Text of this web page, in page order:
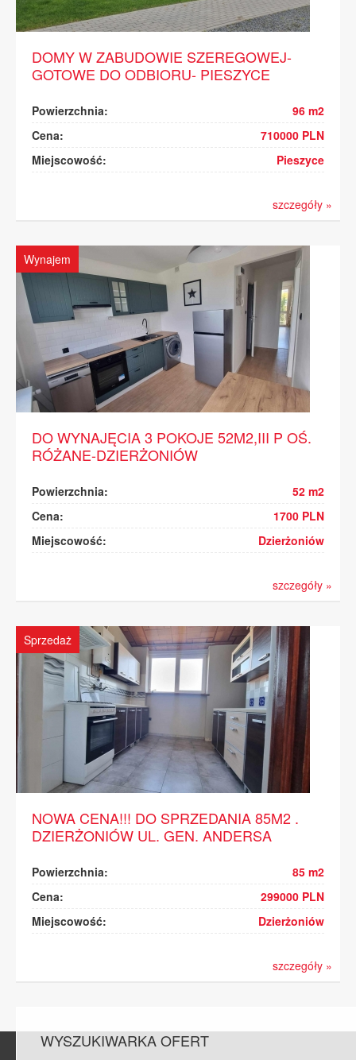
DOMY W ZABUDOWIE SZEREGOWEJ-
GOTOWE DO ODBIORU- PIESZYCE
Powierzchnia:
96 m2
Cena:
710000 PLN
Miejscowość:
Pieszyce
szczegóły »
Wynajem
DO WYNAJĘCIA 3 POKOJE 52M2,III P OŚ.
RÓŻANE-DZIERŻONIÓW
Powierzchnia:
52 m2
Cena:
1700 PLN
Miejscowość:
Dzierżoniów
szczegóły »
Sprzedaż
NOWA CENA!!! DO SPRZEDANIA 85M2 .
DZIERŻONIÓW UL. GEN. ANDERSA
Powierzchnia:
85 m2
Cena:
299000 PLN
Miejscowość:
Dzierżoniów
szczegóły »
WYSZUKIWARKA OFERT